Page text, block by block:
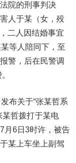
院的刑事判决
人于某（女，殁
二人因结婚事宜
等人陪同下，至
警，后在民警调
布关于“张某哲系
某哲拨打于某电
月6日3时许，被告
某上车坐上副驾